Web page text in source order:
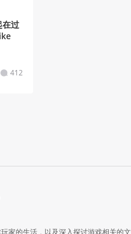
在过
412
家的生活，以及深入探讨游戏相关的文